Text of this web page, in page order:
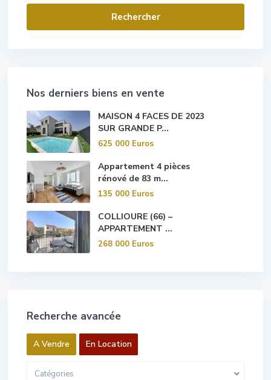
Nos derniers biens en vente
MAISON 4 FACES DE 2023
SUR GRANDE P...
625 000 Euros
Appartement 4 pièces
rénové de 83 m...
135 000 Euros
COLLIOURE (66) –
APPARTEMENT ...
268 000 Euros
Recherche avancée
A Vendre En Location
Catégories